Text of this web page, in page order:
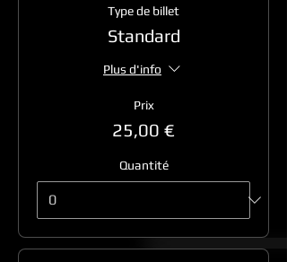
Type de billet
Standard
Plus d'info
Prix
25,00 €
Quantité